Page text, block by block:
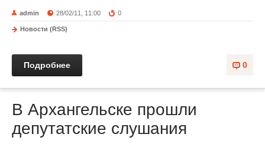
admin 28/02/11, 11:00 0
Новости (RSS)
0
Подробнее
В Архангельске прошли
депутатские слушания